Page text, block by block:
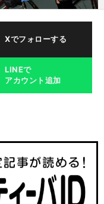
Xでフォローする
LINEで
アカウント追加